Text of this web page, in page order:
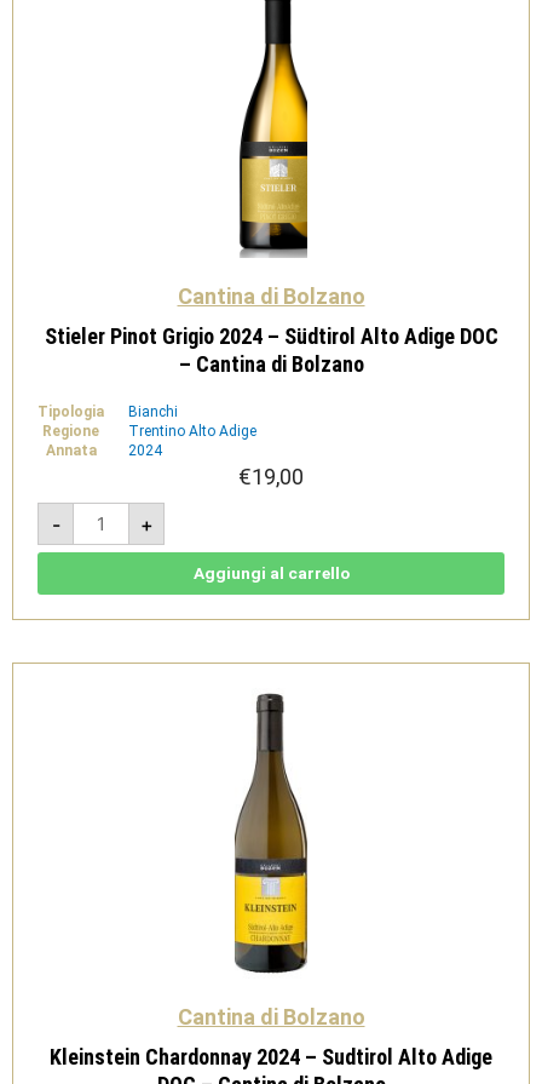
Cantina di Bolzano
Stieler Pinot Grigio 2024 – Südtirol Alto Adige DOC
– Cantina di Bolzano
Tipologia
Bianchi
Regione
Trentino Alto Adige
Annata
2024
€19,00
-
Stieler
Pinot
Grigio
2024
Adige
Cantina
+
Aggiungi al carrello
Cantina di Bolzano
Kleinstein Chardonnay 2024 – Sudtirol Alto Adige